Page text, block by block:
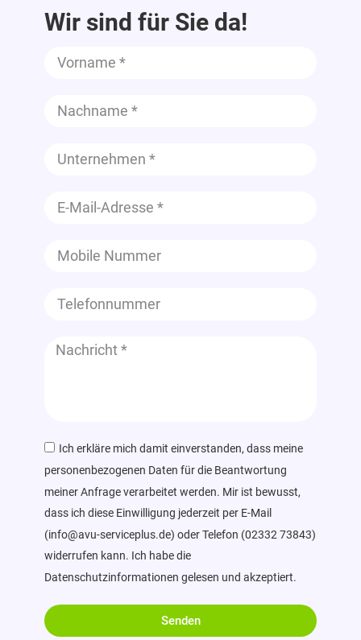
Wir sind für Sie da!
Ich erkläre mich damit einverstanden, dass meine
personenbezogenen Daten für die Beantwortung
meiner Anfrage verarbeitet werden. Mir ist bewusst,
dass ich diese Einwilligung jederzeit per E-Mail
(info@avu-serviceplus.de) oder Telefon (02332 73843)
widerrufen kann. Ich habe die
Datenschutzinformationen gelesen und akzeptiert.
Senden